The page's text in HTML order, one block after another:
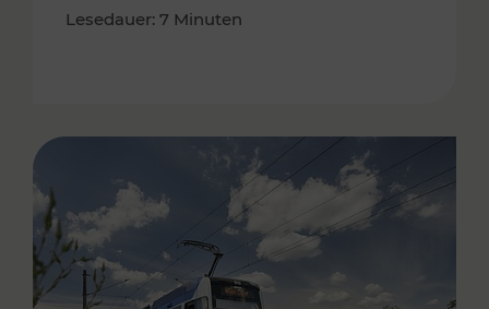
Lesedauer: 7 Minuten